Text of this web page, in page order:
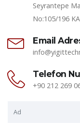
Seyrantepe
No:105/196
Email
Telefon
+90 212 269